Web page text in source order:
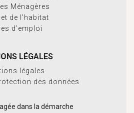
Ménagères
de l’habitat
d’emploi
LÉGALES
légales
des données
dans la démarche